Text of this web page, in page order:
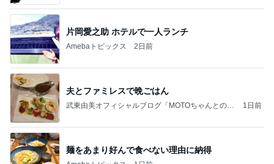
片岡愛之助 ホテルで一人ランチ
Amebaトピックス 2日前
夫とファミレスで晩ごはん
武東由美オフィシャルブログ「MOTOちゃんとのは
1日前
麺をあまり好んで食べない理由に納得